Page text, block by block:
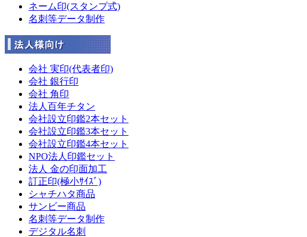
ネーム印(スタンプ式)
名刺等データ制作
会社 実印(代表者印)
会社 銀行印
会社 角印
法人百年チタン
会社設立印鑑2本セット
会社設立印鑑3本セット
会社設立印鑑4本セット
NPO法人印鑑セット
法人 金の印面加工
訂正印(極小ｻｲｽﾞ)
シャチハタ商品
サンビー商品
名刺等データ制作
デジタル名刺